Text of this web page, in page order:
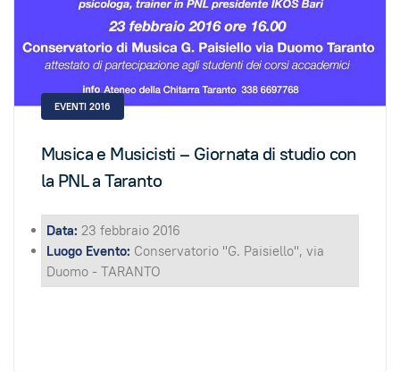
EVENTI 2016
Musica e Musicisti – Giornata di studio con
la PNL a Taranto
Data: 23 febbraio 2016
Luogo Evento: Conservatorio "G. Paisiello", via
Duomo - TARANTO